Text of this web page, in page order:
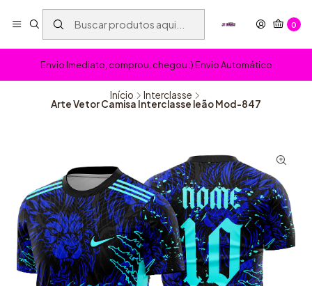
0
Envio Imediato, comprou, chegou :) Envio Automático
Início Interclasse
Arte Vetor Camisa Interclasse leão Mod-847